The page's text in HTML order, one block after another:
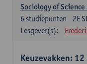
Sociology of
2E
6 studiepunten
Lesgever(s):
Keuzevakken: